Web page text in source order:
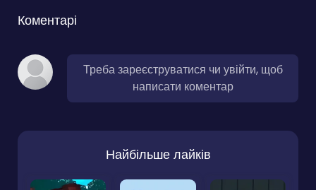
Коментарі
Треба зареєструватися чи увійти, щоб
написати коментар
Найбільше лайків